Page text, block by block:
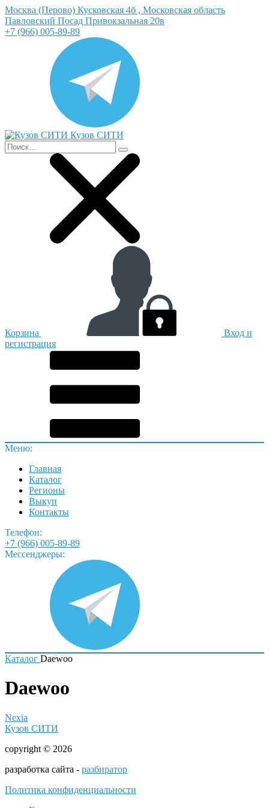
Москва (Перово) Кусковская 4б , Московская область
Павловский Посад Привокзальная 20в
+7 (966) 005-89-89
Кузов СИТИ
Корзина
Вход и
регистрация
Меню:
Главная
Каталог
Регионы
Выкуп
Контакты
Телефон:
+7 (966) 005-89-89
Мессенджеры:
Каталог Daewoo
Daewoo
Nexia
Кузов СИТИ
copyright © 2026
разработка сайта - разбиратор
Политика конфиденциальности